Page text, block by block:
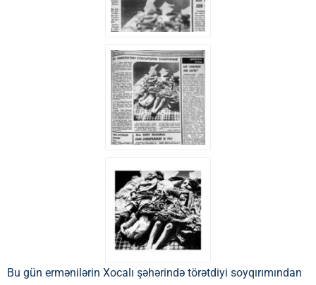
Bu gün ermənilərin Xocalı şəhərində törətdiyi soyqırımından